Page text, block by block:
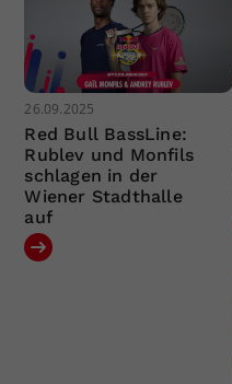
26.09.2025
Red Bull BassLine:
Rublev und Monfils
schlagen in der
Wiener Stadthalle
auf